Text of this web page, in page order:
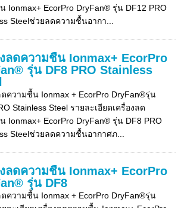
Ionmax+ EcorPro DryFan® รุ่น DF12 PRO
Steelช่วยลดความชื้นอากา...
ลดความชื้น Ionmax+ EcorPro
รุ่น DF8 PRO Stainless
ดความชื้น Ionmax + EcorPro DryFan®รุ่น
Stainless Steel รายละเอียดเครื่องลด
Ionmax+ EcorPro DryFan® รุ่น DF8 PRO
Steelช่วยลดความชื้นอากาศภ...
ลดความชื้น Ionmax+ EcorPro
รุ่น DF8
ดความชื้น Ionmax + EcorPro DryFan®รุ่น